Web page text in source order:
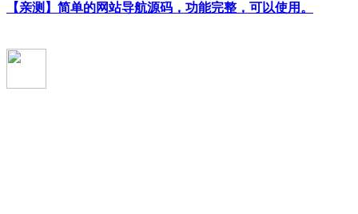
【亲测】简单的网站导航源码，功能完整，可以使用。